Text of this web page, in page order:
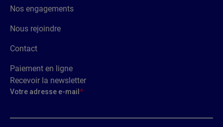
Nos engagements
Nous rejoindre
Contact
Paiement en ligne
Recevoir la newsletter